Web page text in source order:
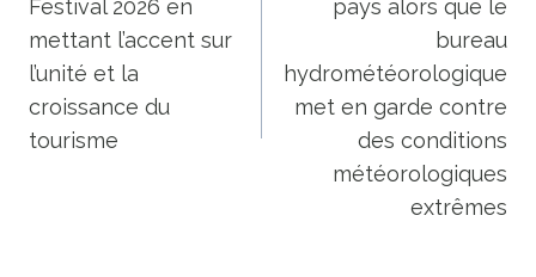
Festival 2026 en
mettant l’accent sur
l’unité et la
croissance du
tourisme
pays alors que le
bureau
hydrométéorologique
met en garde contre
des conditions
météorologiques
extrêmes